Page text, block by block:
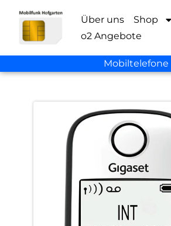
Über uns Shop
o2 Angebote
Mobiltelefone